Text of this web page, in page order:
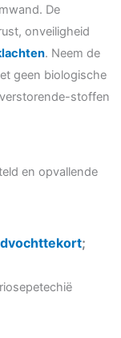
De
onveiligheid
. Neem de
geen biologische
stoffen
en opvallende
;